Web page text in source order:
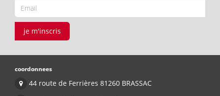
je m'inscris
coordonnees
44 route de Ferrières 81260 BRASSAC